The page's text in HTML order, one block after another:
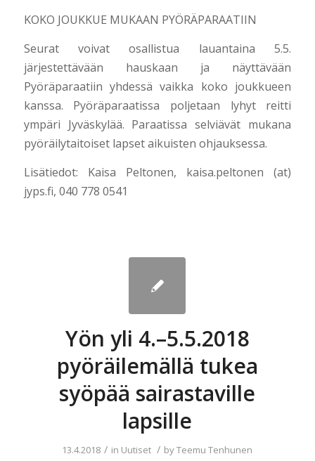
KOKO JOUKKUE MUKAAN PYÖRÄPARAATIIN
Seurat voivat osallistua lauantaina 5.5.
järjestettävään hauskaan ja näyttävään
Pyöräparaatiin yhdessä vaikka koko joukkueen
kanssa. Pyöräparaatissa poljetaan lyhyt reitti
ympäri Jyväskylää. Paraatissa selviävät mukana
pyöräilytaitoiset lapset aikuisten ohjauksessa.
Lisätiedot: Kaisa Peltonen, kaisa.peltonen (at)
jyps.fi, 040 778 0541
Yön yli 4.–5.5.2018
pyöräilemällä tukea
syöpää sairastaville
lapsille
13.4.2018 / in Uutiset / byTeemu Tenhunen